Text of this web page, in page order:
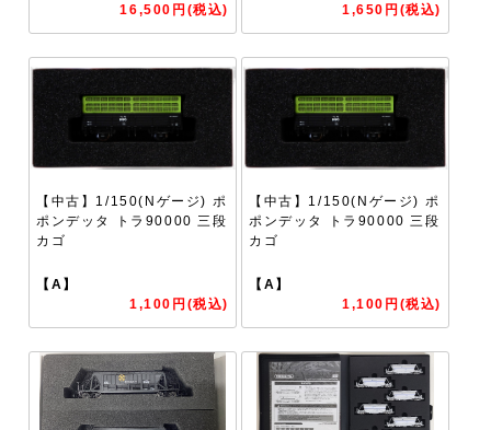
16,500円(税込)
1,650円(税込)
【中古】1/150(Nゲージ) ポ
ポンデッタ トラ90000 三段
カゴ
【A】
1,100円(税込)
【中古】1/150(Nゲージ) ポ
ポンデッタ トラ90000 三段
カゴ
【A】
1,100円(税込)